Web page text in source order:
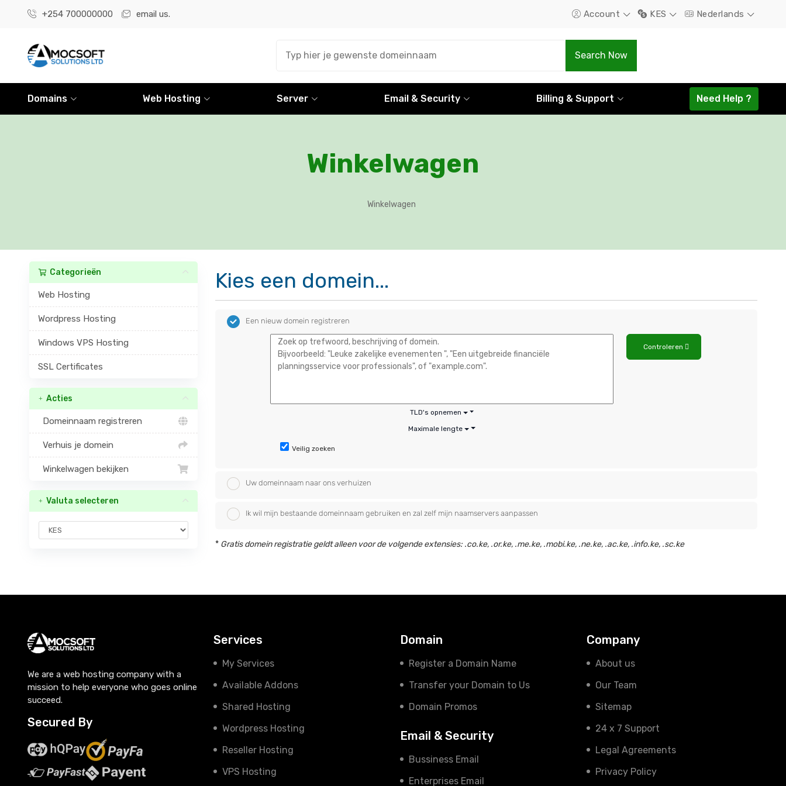
+254 700000000 email us. Account KES Nederlands
Search Now
.Com .Net
Domains Web Hosting Server Email & Security Billing & Support Need Help ?
Winkelwagen
Winkelwagen
Categorieën
Web Hosting
Wordpress Hosting
Windows VPS Hosting
SSL Certificates
Acties
Domeinnaam registreren
Verhuis je domein
Winkelwagen bekijken
Valuta selecteren
Kies een domein...
Een nieuw domein registreren
Controleren
TLD's opnemen
Maximale lengte
Veilig zoeken
Uw domeinnaam naar ons verhuizen
Ik wil mijn bestaande domeinnaam gebruiken en zal zelf mijn naamservers aanpassen
* Gratis domein registratie geldt alleen voor de volgende extensies: .co.ke, .or.ke, .me.ke, .mobi.ke, .ne.ke, .ac.ke, .info.ke, .sc.ke
We are a web hosting company with a
mission to help everyone who goes online
succeed.
Secured By
Services
My Services
Available Addons
Shared Hosting
Wordpress Hosting
Reseller Hosting
VPS Hosting
Domain
Register a Domain Name
Transfer your Domain to Us
Domain Promos
Email & Security
Bussiness Email
Enterprises Email
Company
About us
Our Team
Sitemap
24 x 7 Support
Legal Agreements
Privacy Policy